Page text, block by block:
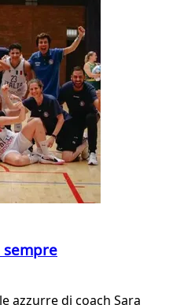
sempre
azzurre di coach Sara